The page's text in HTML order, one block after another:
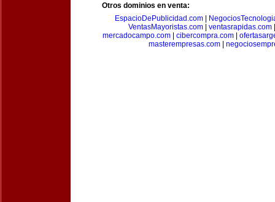
Otros dominios en venta:
EspacioDePublicidad.com|
VentasMayoristas.com
ventasrapidas.com
mercadocampo.com
cibercompra.com
masterempresas.com|